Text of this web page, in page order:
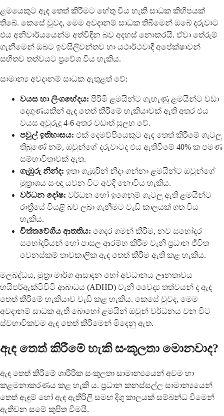
ළමයෙකුට ඇඳ තෙත් කිරීමට හේතු විය හැකි සාධක කිහිපයක්
තිබේ. කෙසේ වුවද, මෙම අවදානම් සාධක තිබීමෙන් ඔබේ දරුවාට
එය අනිවාර්යයෙන්ම අත්විඳින බව අදහස් නොකරයි. ඒවා තේරුම්
ගැනීමෙන් ඔබට ඉවසිලිවන්තව හා යථාර්ථවාදී අපේක්ෂාවන්
සහිතව තත්වයට ප්‍රවේශ විය හැකිය.
සාමාන්‍ය අවදානම් සාධක ඇතුළත් වේ:
වයස හා ලිංගභේදය: පිරිමි ළමයින්ට ගැහැණු ළමයින්ට වඩා
දෙගුණයකින් ඇඳ තෙත් කිරීමේ හැකියාවක් ඇති අතර එය
වයස අවුරුදු 4-6 අතර වඩාත් සුලභ වේ.
පවුල් ඉතිහාසය: එක් දෙමව්පියෙකුට ඇඳ තෙත් කිරීමේ ගැටලු
තිබුණේ නම්, ඔවුන්ගේ දරුවාටද එය ඇතිවීමේ 40% ක පමණ
සම්භාවිතාවක් ඇත.
ගැඹුරු නින්ද: ඉතා ගැඹුරින් නිදා ගන්නා ළමයින්ට ඔවුන්ගේ
මුත්‍රාශය සංඥා යවන විට අවදි නොවිය හැකිය.
වර්ධන දෝෂ: වර්ධන හෝ ඉගෙනුම් ගැටලු ඇති ළමයින්ට
රාත්‍රියේ වියළි බව ලබා ගැනීමට වැඩි කාලයක් ගත විය
හැකිය.
චිත්තවේගීය ආතතිය: ගෙදර ගමන් කිරීම, නව සහෝදර
සහෝදරියන් හෝ පාසල ආරම්භ කිරීම වැනි ප්‍රධාන ජීවිත
වෙනස්කම් තාවකාලික ඇඳ තෙත් කිරීම ඇති කළ හැකිය.
මලබද්ධය, මුත්‍රා මාර්ග ආසාදන හෝ අවධානය ඌනතාවය
හයිපර්ඇක්ටිවිටි ආබාධය (ADHD) වැනි වෛද්‍ය තත්වයන් ද ඇඳ
තෙත් කිරීමේ හැකියාව වැඩි කළ හැකිය. කෙසේ වුවද, මෙම
අවදානම් සාධක ඇති බොහෝ ළමයින් ඔවුන් වර්ධනය වන විට
ස්වභාවිකවම ඇඳ තෙත් කිරීමෙන් මිදෙනු ඇත.
ඇඳ තෙත් කිරීමේ හැකි සංකූලතා මොනවාද?
ඇඳ තෙත් කිරීමේ ශාරීරික සංකූලතා සාමාන්‍යයෙන් අවම හා
කළමනාකරණය කළ හැකි ය. ප්‍රධාන කනස්සල්ල සාමාන්‍යයෙන්
තෙත් ඇඳුම් හෝ ඇඳ ඇතිරිලි සමඟ දිගු කාලයක් සම්බන්ධ වීමෙන්
ඇතිවන සමේ කුපිත වීමයි.